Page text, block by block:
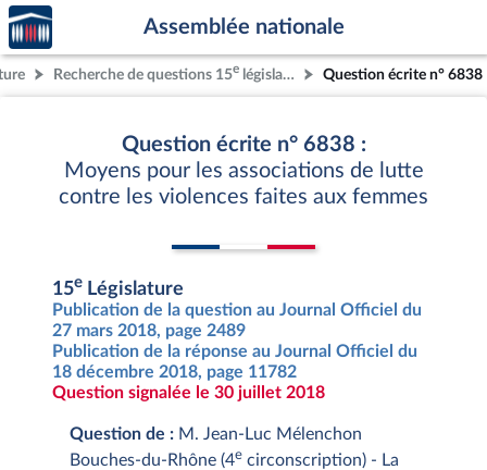
Aller au contenu
Aller en bas de la page
Accèder
à la
page
d'accueil
Assemblée nationale
Recherche de questions 15e législature Question écrite n° 6838
Question écrite n° 6838 :
Moyens pour les associations de lutte
contre les violences faites aux femmes
15e Législature
Publication de la question au Journal Officiel du
27 mars 2018, page 2489
Publication de la réponse au Journal Officiel du
18 décembre 2018, page 11782
Question signalée le 30 juillet 2018
Question de : M. Jean-Luc Mélenchon
Bouches-du-Rhône (4e circonscription) - La